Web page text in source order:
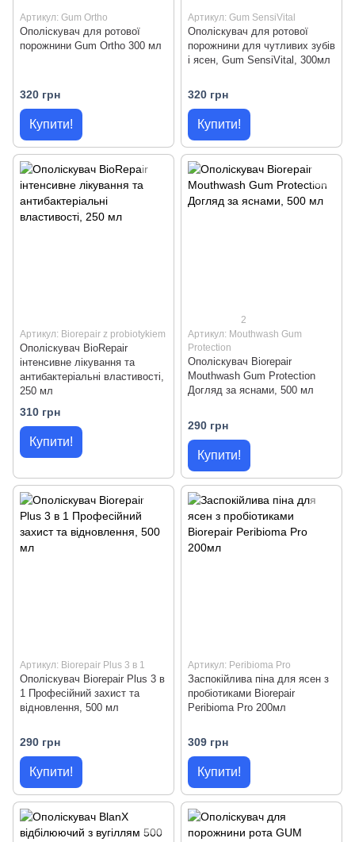
Артикул: Gum Ortho
Ополіскувач для ротової
порожнини Gum Ortho 300 мл
320 грн
Купити!
Артикул: Gum SensiVital
Ополіскувач для ротової
порожнини для чутливих зубів
і ясен, Gum SensiVital, 300мл
320 грн
Купити!
Артикул: Biorepair z probiotykiem
Ополіскувач BioRepair
інтенсивне лікування та
антибактеріальні властивості,
250 мл
310 грн
Купити!
2
Артикул: Mouthwash Gum
Protection
Ополіскувач Biorepair
Mouthwash Gum Protection
Догляд за яснами, 500 мл
290 грн
Купити!
Артикул: Biorepair Plus 3 в 1
Ополіскувач Biorepair Plus 3 в
1 Професійний захист та
відновлення, 500 мл
290 грн
Купити!
Артикул: Peribioma Pro
Заспокійлива піна для ясен з
пробіотиками Biorepair
Peribioma Pro 200мл
309 грн
Купити!